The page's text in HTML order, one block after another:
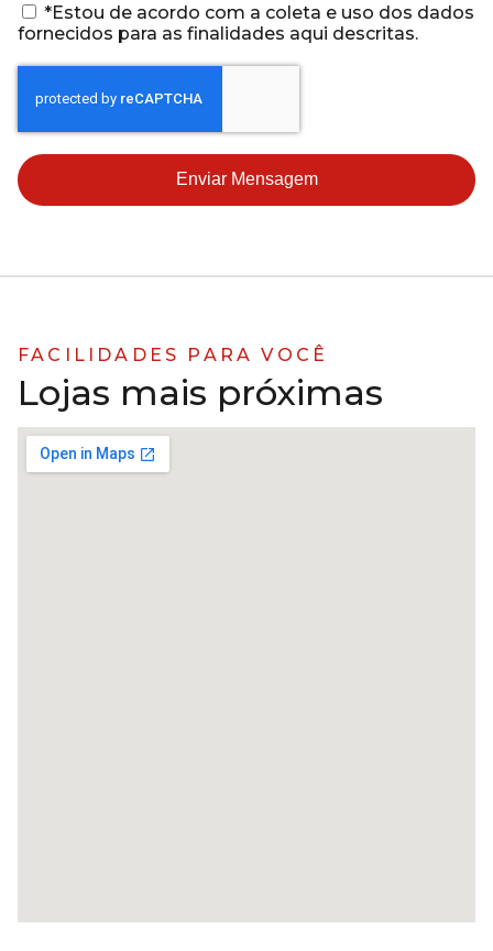
*Estou de acordo com a coleta e uso dos dados
fornecidos para as finalidades aqui descritas.
Enviar Mensagem
FACILIDADES PARA VOCÊ
Lojas mais próximas